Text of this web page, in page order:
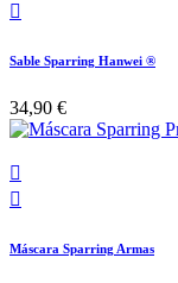

Sable Sparring Hanwei ®
34,90 €


Máscara Sparring Armas